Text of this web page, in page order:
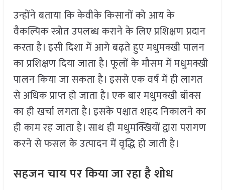
उन्होंने बताया कि केवीके किसानों को आय के
वैकल्पिक स्त्रोत उपलब्ध कराने के लिए प्रशिक्षण प्रदान
करता है। इसी दिशा में आगे बढ़ते हुए मधुमक्खी पालन
का प्रशिक्षण दिया जाता है। फूलों के मौसम में मधुमक्खी
पालन किया जा सकता है। इससे एक वर्ष में ही लागत
से अधिक प्राप्त हो जाता है। एक बार मधुमक्खी बॉक्स
का ही खर्चा लगता है। इसके पश्चात शहद निकालने का
ही काम रह जाता है। साथ ही मधुमक्खियों द्वारा परागण
करने से फसल के उत्पादन में वृद्धि हो जाती है।
सहजन चाय पर किया जा रहा है शोध